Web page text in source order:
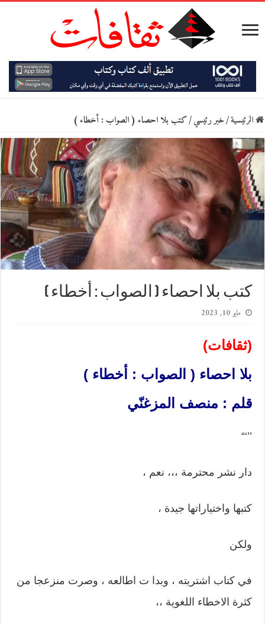
الرئيسية/خبر رئيسي/كتب بلا احصاء ( الصواب : أخطاء )
كتب بلا احصاء ( الصواب : أخطاء )
مايو 10, 2023
(ثقافات)
بلا احصاء ( الصواب : أخطاء )
قلم : منصف المزغنّي
“‘’’
دار نشر محترمة ،،، نعم ،
كتبها واختياراتها جيدة ،
ولكن
في كتاب اشتريته ، وبدا ت اطالعه ، وصرت منزعجا من
كثرة الاخطاء اللغوية ،،